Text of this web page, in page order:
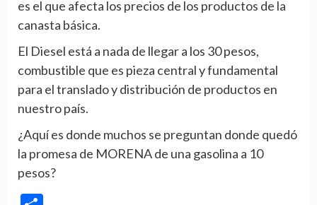
es el que afecta los precios de los productos de la
canasta básica.
El Diesel está a nada de llegar a los 30 pesos,
combustible que es pieza central y fundamental
para el translado y distribución de productos en
nuestro país.
¿Aquí es donde muchos se preguntan donde quedó
la promesa de MORENA de una gasolina a 10
pesos?